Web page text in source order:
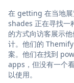
在 getting 在当地展
shades 正在寻找一
的方式向访客展示
计。他们的
案。他们在找到
apps，但没有一个
以使用。